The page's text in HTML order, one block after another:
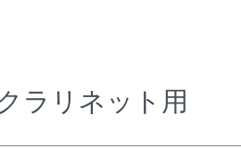
ラリネット用